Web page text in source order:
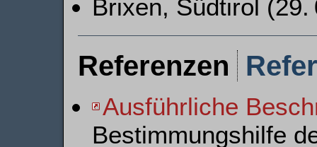
Brixen, Südtirol (29.
Referenzen
Ausführliche
Bestimmungshilfe